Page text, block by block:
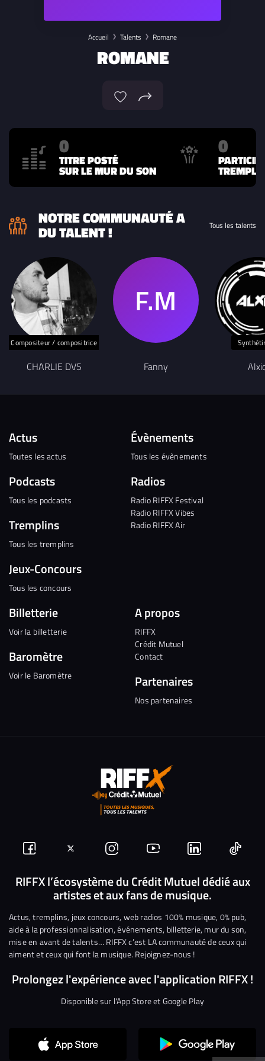
Continuer sans accepter
Accueil Talents Romane
ROMANE
0
TITRE POSTÉ
SUR LE MUR DU SON
0
NOTRE COMMUNAUTÉ A
DU TALENT ! Tous les talents
Compositeur / compositrice
CHARLIE DVS Fanny
Actus
Toutes les actus
Podcasts
Tous les podcasts
Tremplins
Tous les tremplins
Jeux-Concours
Tous les concours
Évènements
Tous les évènements
Radios
Radio RIFFX Festival
Radio RIFFX Vibes
Radio RIFFX Air
Billetterie
Voir la billetterie
Baromètre
Voir le Baromètre
A propos
RIFFX
Crédit Mutuel
Contact
Partenaires
Nos partenaires
Suivez-
nous
Facebook
Suivez-
nous
sur
Twitter
Nous
rejoindre
sur
Instagram
Nous
rejoindre
sur
YouTube
Nous
rejoindre
sur
Linkedin
Nous
RIFFX l’écosystème du Crédit Mutuel dédié aux
artistes et aux fans de musique.
Actus, tremplins, jeux concours, web radios 100% musique, 0% pub,
aide à la professionnalisation, événements, billetterie, mur du son,
mise en avant de talents… RIFFX c’est LA communauté de ceux qui
aiment et ceux qui font la musique. Rejoignez-nous !
Prolongez l'expérience avec l'application RIFFX !
Disponible sur l'App Store et Google Play